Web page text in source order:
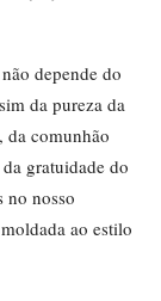
depende do
da pureza da
da comunhão
gratuidade do
no nosso
ao estilo